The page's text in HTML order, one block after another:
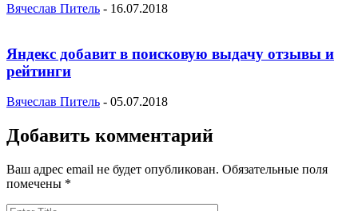
Вячеслав Питель - 16.07.2018
Яндекс добавит в поисковую выдачу отзывы и
рейтинги
Вячеслав Питель - 05.07.2018
Добавить комментарий
Ваш адрес email не будет опубликован. Обязательные поля
помечены *